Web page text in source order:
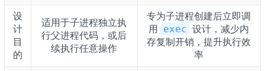
设
计
目
的
适用于子进程独立执
行父进程代码，或后
续执行任意操作
专为子进程创建后立即调
用 exec 设计，减少内
存复制开销，提升执行效
率